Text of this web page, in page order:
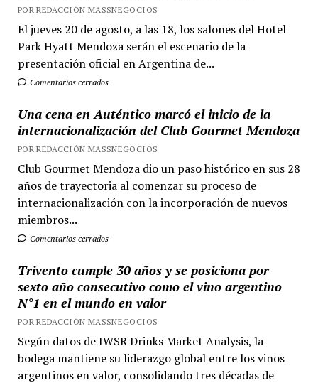
POR REDACCIÓN MASSNEGOCIOS
El jueves 20 de agosto, a las 18, los salones del Hotel
Park Hyatt Mendoza serán el escenario de la
presentación oficial en Argentina de...
Comentarios cerrados
Una cena en Auténtico marcó el inicio de la
internacionalización del Club Gourmet Mendoza
POR REDACCIÓN MASSNEGOCIOS
Club Gourmet Mendoza dio un paso histórico en sus 28
años de trayectoria al comenzar su proceso de
internacionalización con la incorporación de nuevos
miembros...
Comentarios cerrados
Trivento cumple 30 años y se posiciona por
sexto año consecutivo como el vino argentino
N°1 en el mundo en valor
POR REDACCIÓN MASSNEGOCIOS
Según datos de IWSR Drinks Market Analysis, la
bodega mantiene su liderazgo global entre los vinos
argentinos en valor, consolidando tres décadas de